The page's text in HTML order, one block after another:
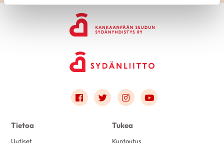
Link to facebook
Link to twitter
Link to instagram
Link to youtube
Tietoa
Uutiset
Tukea
Kuntoutus